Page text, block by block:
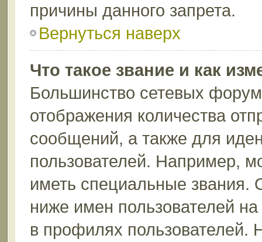
причины данного запрета.
Вернуться наверх
Что такое звание и как
Большинство сетевых
отображения количества
сообщений, а также для
пользователей. Например,
иметь специальные звания.
ниже имен пользователей
в профилях